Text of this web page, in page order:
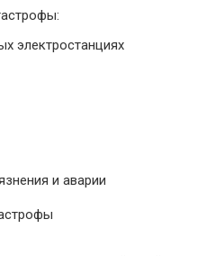
электростанциях
и аварии